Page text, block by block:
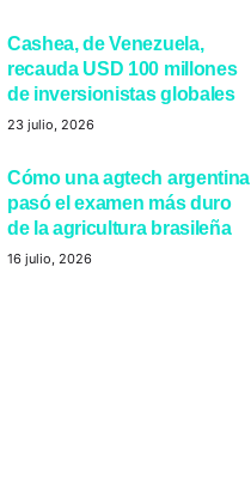
Cashea, de Venezuela,
recauda USD 100 millones
de inversionistas globales
23 julio, 2026
Cómo una agtech argentina
pasó el examen más duro
de la agricultura brasileña
16 julio, 2026